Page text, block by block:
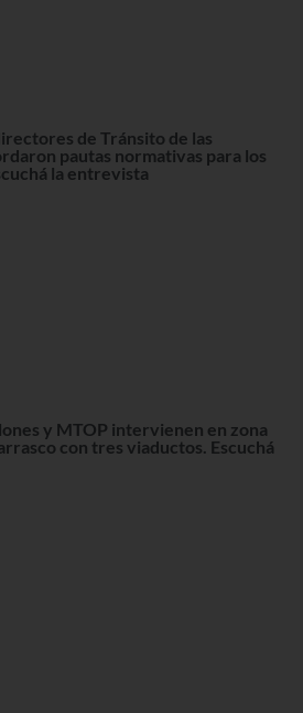
de Tránsito de las
pautas normativas para los
la entrevista
y MTOP intervienen en zona
con tres viaductos. Escuchá